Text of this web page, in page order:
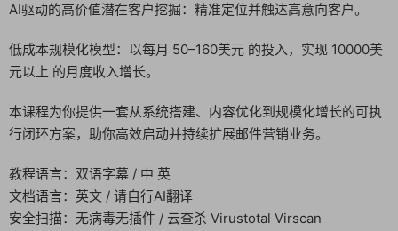
AI驱动的高价值潜在客户挖掘：精准定位并触达高意向客户。
低成本规模化模型：以每月 50–160美元 的投入，实现 10000美
元以上 的月度收入增长。
本课程为你提供一套从系统搭建、内容优化到规模化增长的可执
行闭环方案，助你高效启动并持续扩展邮件营销业务。
教程语言：双语字幕 / 中 英
文档语言：英文 / 请自行AI翻译
安全扫描：无病毒无插件 / 云查杀 Virustotal Virscan